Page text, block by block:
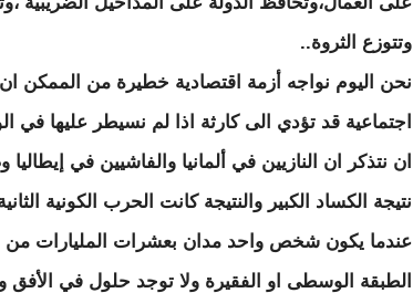
وتتوزع الثروة..
نحن اليوم نواجه أزمة اقتصادية خطيرة من الممكن
اجتماعية قد تؤدي الى كارثة اذا لم نسيطر عليها في
ان نتذكر ان النازيين في ألمانيا والفاشيين في
نتيجة الكساد الكبير والنتيجة كانت الحرب الكونية
عندما يكون شخص واحد مدان بعشرات المليارات
الطبقة الوسطى او الفقيرة ولا توجد حلول في الأفق